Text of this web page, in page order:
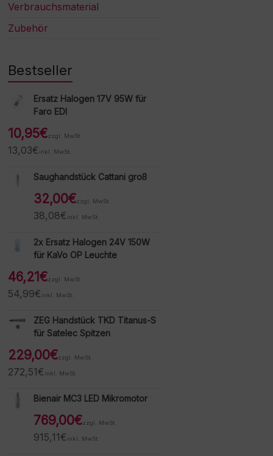
Verbrauchsmaterial
Zubehör
Bestseller
Ersatz Halogen 17V 95W für
Faro EDI
10,95€zzgl. MwSt.
13,03€ inkl. MwSt.
Saughandstück Cattani groß
32,00€zzgl. MwSt.
38,08€ inkl. MwSt.
2x Ersatz Halogen 24V 150W
für KaVo OP Leuchte
46,21€zzgl. MwSt.
54,99€ inkl. MwSt.
ZEG Handstück TKD Titanus-S
für Satelec Spitzen
229,00€zzgl. MwSt.
272,51€ inkl. MwSt.
Bienair MC3 LED Mikromotor
769,00€zzgl. MwSt.
915,11€ inkl. MwSt.